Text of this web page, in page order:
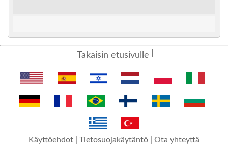
Takaisin etusivulle
Käyttöehdot Tietosuojakäytäntö Ota yhteyttä